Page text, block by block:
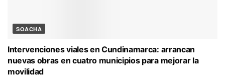
SOACHA
Intervenciones viales en Cundinamarca: arrancan
nuevas obras en cuatro municipios para mejorar la
movilidad